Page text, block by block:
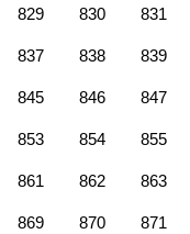
829 830 831
837 838 839
845 846 847
853 854 855
861 862 863
869 870 871